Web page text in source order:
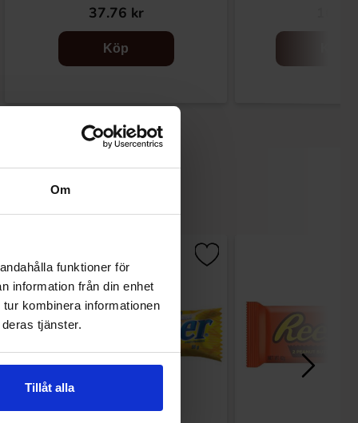
Om
funktioner för
information från din enhet
kombinera informationen
tjänster.
Tillåt alla
37.76 kr
Köp